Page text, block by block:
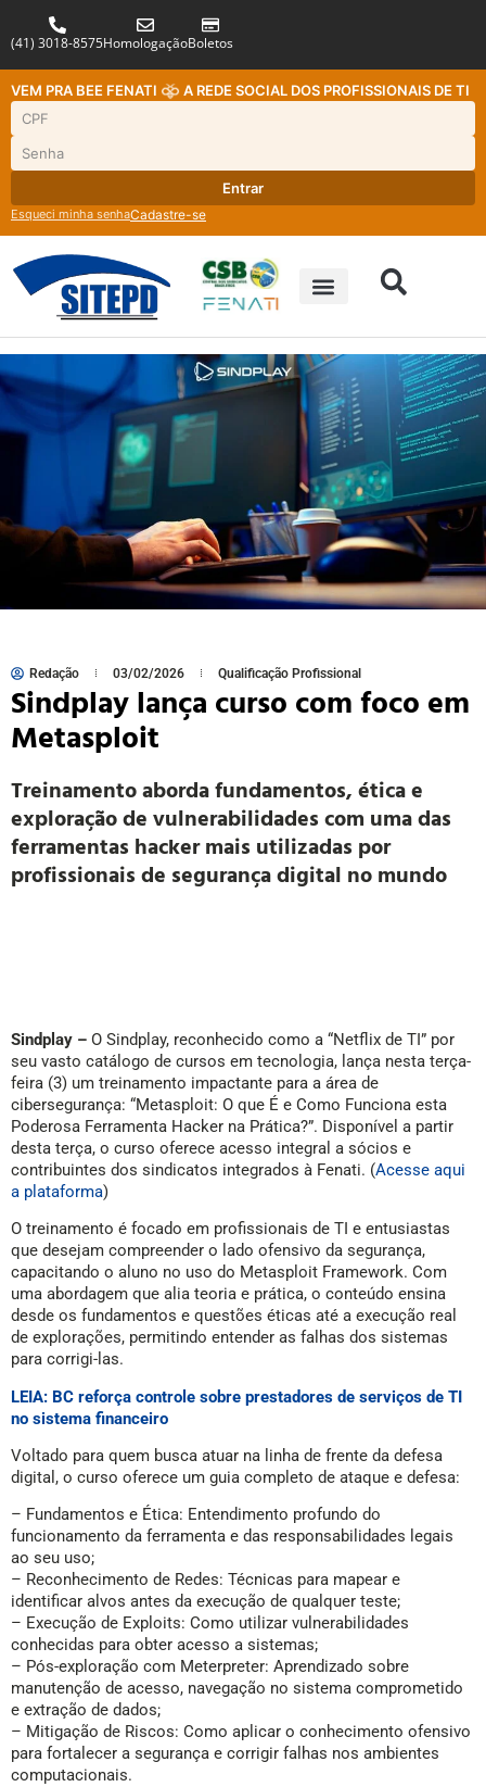
(41) 3018-8575HomologaçãoBoletos
VEM PRA BEE FENATI A REDE SOCIAL DOS PROFISSIONAIS DE TI
Entrar
Esqueci minha senhaCadastre-se
Redação 03/02/2026 Qualificação Profissional
Sindplay lança curso com foco em
Metasploit
Treinamento aborda fundamentos, ética e
exploração de vulnerabilidades com uma das
ferramentas hacker mais utilizadas por
profissionais de segurança digital no mundo
Sindplay – O Sindplay, reconhecido como a “Netflix de TI” por
seu vasto catálogo de cursos em tecnologia, lança nesta terça-
feira (3) um treinamento impactante para a área de
cibersegurança: “Metasploit: O que É e Como Funciona esta
Poderosa Ferramenta Hacker na Prática?”. Disponível a partir
desta terça, o curso oferece acesso integral a sócios e
contribuintes dos sindicatos integrados à Fenati. (Acesse aqui
a plataforma)
O treinamento é focado em profissionais de TI e entusiastas
que desejam compreender o lado ofensivo da segurança,
capacitando o aluno no uso do Metasploit Framework. Com
uma abordagem que alia teoria e prática, o conteúdo ensina
desde os fundamentos e questões éticas até a execução real
de explorações, permitindo entender as falhas dos sistemas
para corrigi-las.
LEIA: BC reforça controle sobre prestadores de serviços de TI
no sistema financeiro
Voltado para quem busca atuar na linha de frente da defesa
digital, o curso oferece um guia completo de ataque e defesa:
– Fundamentos e Ética: Entendimento profundo do
funcionamento da ferramenta e das responsabilidades legais
ao seu uso;
– Reconhecimento de Redes: Técnicas para mapear e
identificar alvos antes da execução de qualquer teste;
– Execução de Exploits: Como utilizar vulnerabilidades
conhecidas para obter acesso a sistemas;
– Pós-exploração com Meterpreter: Aprendizado sobre
manutenção de acesso, navegação no sistema comprometido
e extração de dados;
– Mitigação de Riscos: Como aplicar o conhecimento ofensivo
para fortalecer a segurança e corrigir falhas nos ambientes
computacionais.